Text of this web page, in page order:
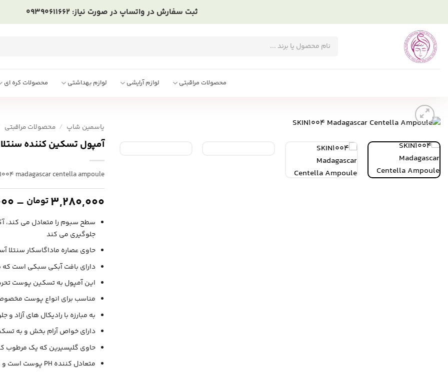
content
ثبت سفارش در واتساپ در صورت نیاز: 09390611662
محصولات
محصولات مراقبتی لوازم آرایشی لوازم بهداشتی محصولات کره ای
یاسمین شاپ / محصولات مراقبتی
آمپول تسکین کننده سنتلا
madagascar centella ampoule
3,280,000تومان –
سطح سبوم را متعادل می کند،
جلوگیری می کند
حاوی عصاره ماداگاسکار
دارای بافت آبکی سبکی است
این آمپول به تسکین پوست
مناسب برای انواع پوست
به مبارزه با رادیکال های آزاد
دارای خواص آرام بخش و به
حاوی گلیسیرین که یک مرطوب
متعادل کننده PH پوست است و سد پوستی را تقویت می کند